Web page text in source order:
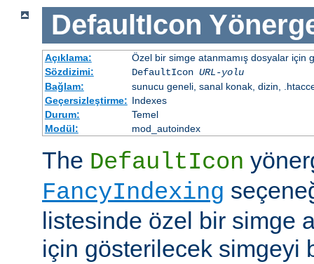
DefaultIcon
Açıklama:
Özel bir simge atanmamış dosyalar için
Sözdizimi:
DefaultIcon URL-yolu
Bağlam:
sunucu geneli, sanal konak, dizin,
Geçersizleştirme: Indexes
Durum:
Temel
Modül:
mod_autoindex
The DefaultIcon
FancyIndexing
listesinde özel bir simge
için gösterilecek simgeyi